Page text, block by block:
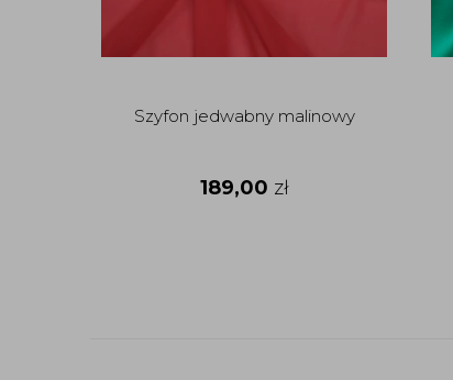
Szyfon jedwabny malinowy
189,00 zł